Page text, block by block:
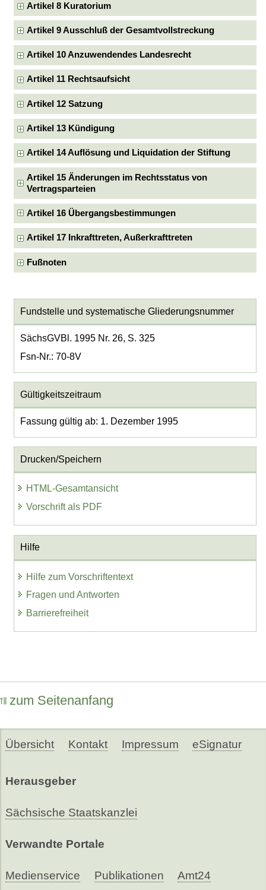
Artikel 8 Kuratorium
Artikel 9 Ausschluß der Gesamtvollstreckung
Artikel 10 Anzuwendendes Landesrecht
Artikel 11 Rechtsaufsicht
Artikel 12 Satzung
Artikel 13 Kündigung
Artikel 14 Auflösung und Liquidation der Stiftung
Artikel 15 Änderungen im Rechtsstatus von
Vertragsparteien
Artikel 16 Übergangsbestimmungen
Artikel 17 Inkrafttreten, Außerkrafttreten
Fußnoten
Fundstelle und systematische Gliederungsnummer
SächsGVBl. 1995 Nr. 26, S. 325
Fsn-Nr.: 70-8V
Gültigkeitszeitraum
Fassung gültig ab: 1. Dezember 1995
Drucken/Speichern
HTML-Gesamtansicht
Vorschrift als PDF
Hilfe
Hilfe zum Vorschriftentext
Fragen und Antworten
Barrierefreiheit
zum Seitenanfang
Übersicht Kontakt Impressum eSignatur
Herausgeber
Sächsische Staatskanzlei
Verwandte Portale
Medienservice Publikationen Amt24